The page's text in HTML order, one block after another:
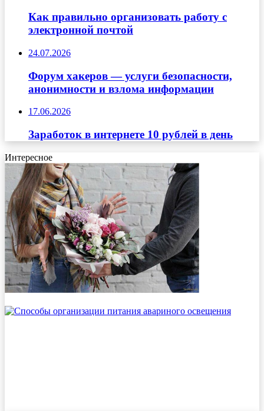
Как правильно организовать работу с
электронной почтой
24.07.2026
Форум хакеров — услуги безопасности,
анонимности и взлома информации
17.06.2026
Заработок в интернете 10 рублей в день
Интересное